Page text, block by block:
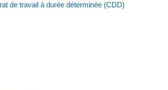
de travail à durée déterminée (CDD)